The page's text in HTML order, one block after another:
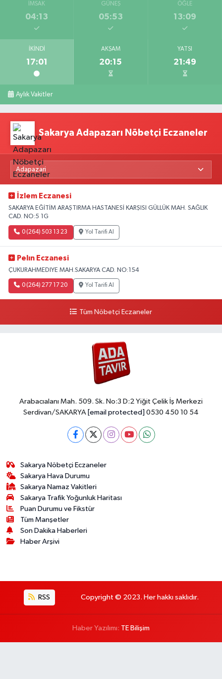
İMSAK
04:13
GÜNEŞ
05:53
ÖĞLE
13:09
İKINDI
17:01
AKŞAM
20:15
YATSI
21:49
Aylık Vakitler
Sakarya Adapazarı Nöbetçi Eczaneler
İzlem Eczanesi
SAKARYA EĞİTİM ARAŞTIRMA HASTANESİ KARŞISI GÜLLÜK MAH. SAĞLIK
CAD. NO:5 1G
0 (264) 503 13 23 Yol Tarifi Al
Pelın Eczanesi
ÇUKURAHMEDIYE MAH.SAKARYA CAD. NO:154
0 (264) 277 17 20 Yol Tarifi Al
Tüm Nöbetçi Eczaneler
Arabacıalanı Mah. 509. Sk. No:3 D:2 Yiğit Çelik İş Merkezi
Serdivan/SAKARYA [email protected] 0530 450 10 54
Sakarya Nöbetçi Eczaneler
Sakarya Hava Durumu
Sakarya Namaz Vakitleri
Sakarya Trafik Yoğunluk Haritası
Puan Durumu ve Fikstür
Tüm Manşetler
Son Dakika Haberleri
Haber Arşivi
RSS Copyright © 2023. Her hakkı saklıdır.
Haber Yazılımı: TE Bilişim